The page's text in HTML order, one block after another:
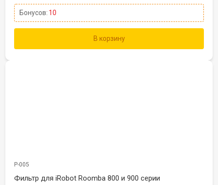
Бонусов: 10
В корзину
Р-005
Фильтр для iRobot Roomba 800 и 900 серии